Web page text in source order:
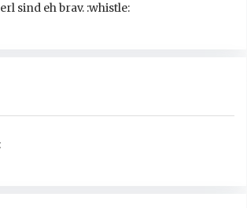
sind eh brav. :whistle: